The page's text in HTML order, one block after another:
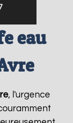
eau
, l'urgence